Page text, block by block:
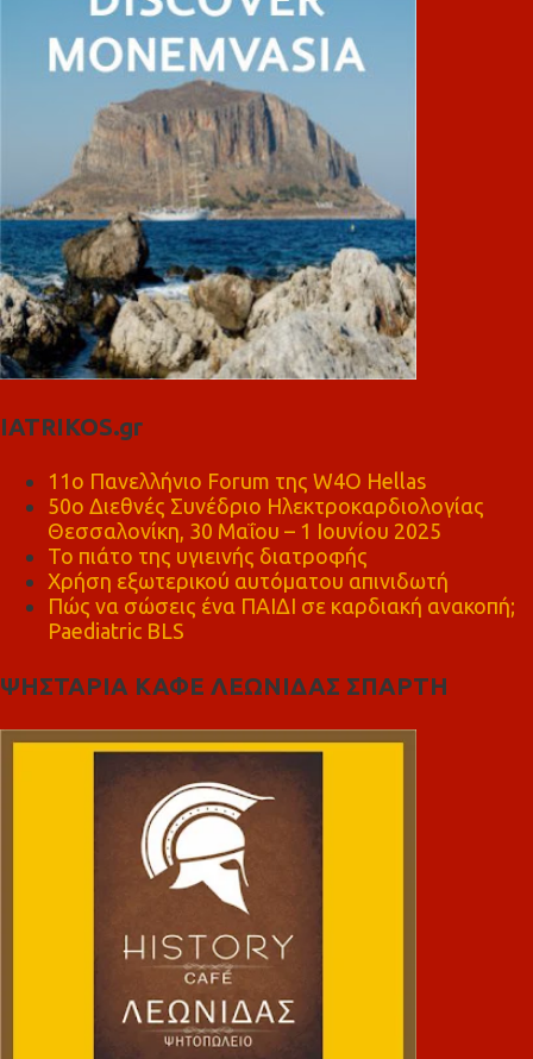
IATRIKOS.gr
11ο Πανελλήνιο Forum της W4O Hellas
50ο Διεθνές Συνέδριο Ηλεκτροκαρδιολογίας
Θεσσαλονίκη, 30 Μαΐου – 1 Ιουνίου 2025
Το πιάτο της υγιεινής διατροφής
Χρήση εξωτερικού αυτόματου απινιδωτή
Πώς να σώσεις ένα ΠΑΙΔΙ σε καρδιακή ανακοπή;
Paediatric BLS
ΨΗΣΤΑΡΙΑ ΚΑΦΕ ΛΕΩΝΙΔΑΣ ΣΠΑΡΤΗ